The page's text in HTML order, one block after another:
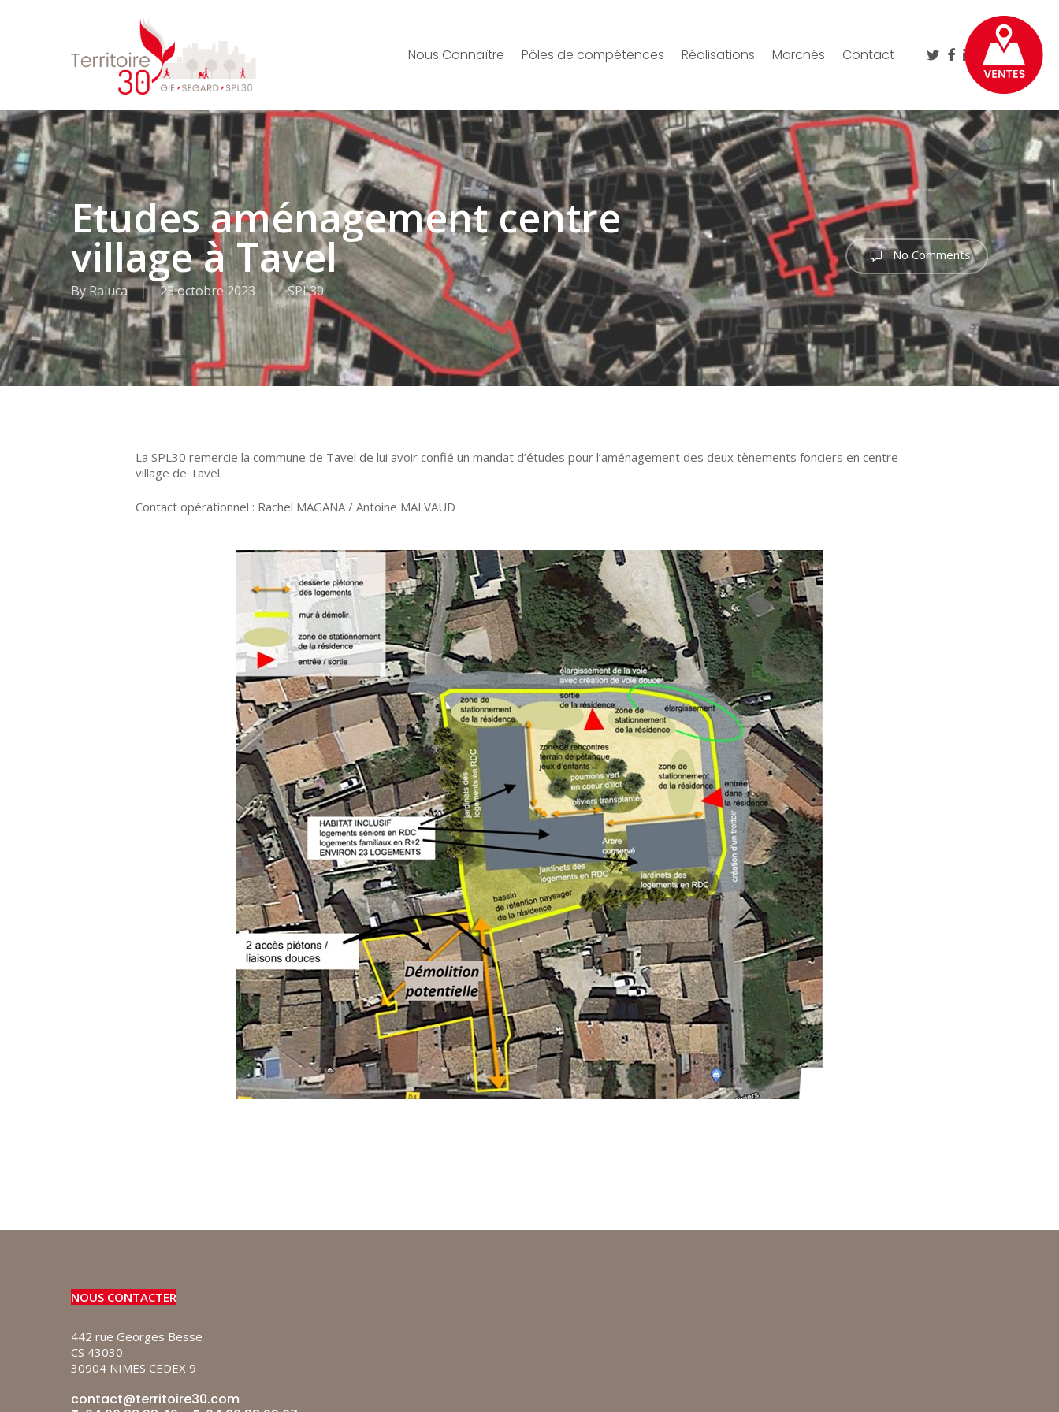
Nous Connaître Pôles de compétences Réalisations Marchés Contact twitterfacebook
linkedininstagram
Etudes aménagement centre
village à Tavel
By Raluca 23 octobre 2023 SPL30
No Comments
La SPL30 remercie la commune de Tavel de lui avoir confié un mandat d’études pour l’aménagement des deux tènements fonciers en centre
village de Tavel.
Contact opérationnel : Rachel MAGANA / Antoine MALVAUD
NOUS CONTACTER
442 rue Georges Besse
CS 43030
30904 NIMES CEDEX 9
contact@territoire30.com